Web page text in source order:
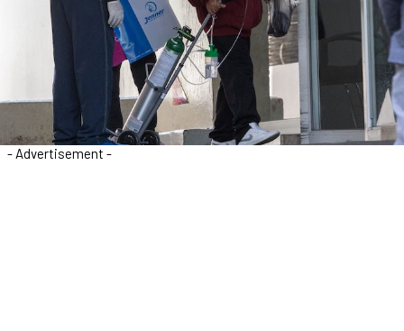
- Advertisement -